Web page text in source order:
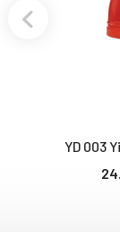
YD 003